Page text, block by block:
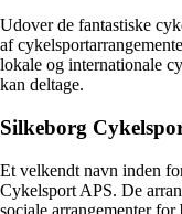
Udover de fantastiske
af
lokale og internationale
kan deltage.
Silkeborg
Et velkendt navn inden
Cykelsport APS. De
sociale arrangementer